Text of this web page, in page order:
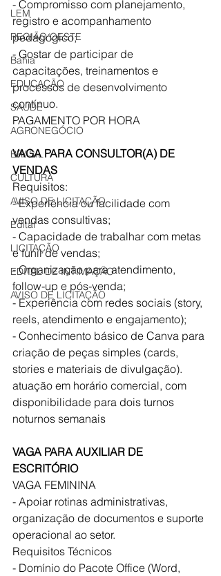
LEM
REGIÃO OESTE
Bahia
EDUCAÇÃO
SAÚDE
AGRONEGÓCIO
BRASIL
CULTURA
AVISO DE LICITAÇÃO
Edital
LICITAÇÃO
EDITAL DE INTIMAÇÃO
AVISO DE LICITAÇÃO
- Compromisso com planejamento,
registro e acompanhamento
pedagógico;
- Gostar de participar de
capacitações, treinamentos e
processos de desenvolvimento
contínuo.
PAGAMENTO POR HORA
VAGA PARA CONSULTOR(A) DE
VENDAS
Requisitos:
- Experiência ou facilidade com
vendas consultivas;
- Capacidade de trabalhar com metas
e funil de vendas;
- Organização para atendimento,
follow-up e pós-venda;
- Experiência com redes sociais (story,
reels, atendimento e engajamento);
- Conhecimento básico de Canva para
criação de peças simples (cards,
stories e materiais de divulgação).
atuação em horário comercial, com
disponibilidade para dois turnos
noturnos semanais
VAGA PARA AUXILIAR DE
ESCRITÓRIO
VAGA FEMININA
- Apoiar rotinas administrativas,
organização de documentos e suporte
operacional ao setor.
Requisitos Técnicos
- Domínio do Pacote Office (Word,